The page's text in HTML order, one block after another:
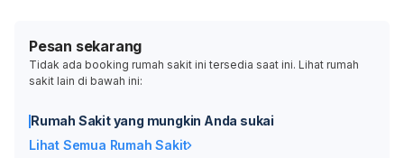
Pesan sekarang
Tidak ada booking rumah sakit ini tersedia saat ini. Lihat rumah
sakit lain di bawah ini:
Rumah Sakit yang mungkin Anda sukai
Lihat Semua Rumah Sakit